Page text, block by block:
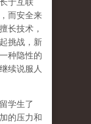
而安全来
长技术，
挑战，新
种隐性的
续说服人
学生了
的压力和